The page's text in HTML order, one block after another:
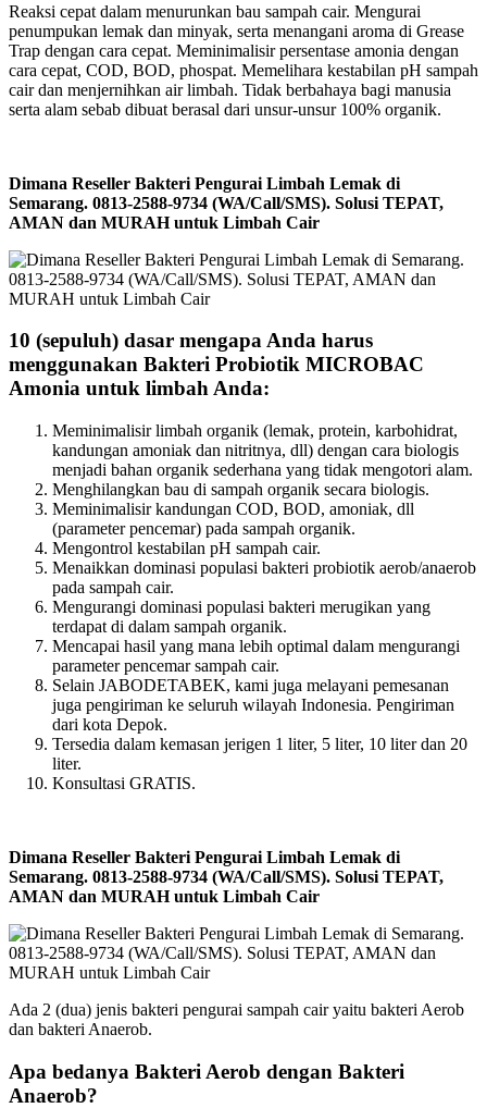
Reaksi cepat dalam menurunkan bau sampah cair. Mengurai
penumpukan lemak dan minyak, serta menangani aroma di Grease
Trap dengan cara cepat. Meminimalisir persentase amonia dengan
cara cepat, COD, BOD, phospat. Memelihara kestabilan pH sampah
cair dan menjernihkan air limbah. Tidak berbahaya bagi manusia
serta alam sebab dibuat berasal dari unsur-unsur 100% organik.
Dimana Reseller Bakteri Pengurai Limbah Lemak di
Semarang. 0813-2588-9734 (WA/Call/SMS). Solusi TEPAT,
AMAN dan MURAH untuk Limbah Cair
10 (sepuluh) dasar mengapa Anda harus
menggunakan Bakteri Probiotik MICROBAC
Amonia untuk limbah Anda:
Meminimalisir limbah organik (lemak, protein, karbohidrat,
kandungan amoniak dan nitritnya, dll) dengan cara biologis
menjadi bahan organik sederhana yang tidak mengotori alam.
Menghilangkan bau di sampah organik secara biologis.
Meminimalisir kandungan COD, BOD, amoniak, dll
(parameter pencemar) pada sampah organik.
Mengontrol kestabilan pH sampah cair.
Menaikkan dominasi populasi bakteri probiotik aerob/anaerob
pada sampah cair.
Mengurangi dominasi populasi bakteri merugikan yang
terdapat di dalam sampah organik.
Mencapai hasil yang mana lebih optimal dalam mengurangi
parameter pencemar sampah cair.
Selain JABODETABEK, kami juga melayani pemesanan
juga pengiriman ke seluruh wilayah Indonesia. Pengiriman
dari kota Depok.
Tersedia dalam kemasan jerigen 1 liter, 5 liter, 10 liter dan 20
liter.
Konsultasi GRATIS.
Dimana Reseller Bakteri Pengurai Limbah Lemak di
Semarang. 0813-2588-9734 (WA/Call/SMS). Solusi TEPAT,
AMAN dan MURAH untuk Limbah Cair
Ada 2 (dua) jenis bakteri pengurai sampah cair yaitu bakteri Aerob
dan bakteri Anaerob.
Apa bedanya Bakteri Aerob dengan Bakteri
Anaerob?